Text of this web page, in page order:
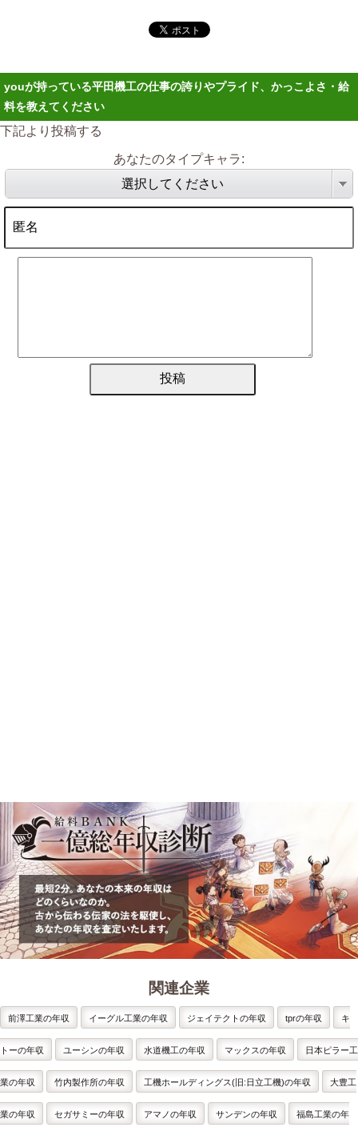
youが持っている平田機工の仕事の誇りやプライド、かっこよさ・給
料を教えてください
下記より投稿する
あなたのタイプキャラ:
選択してください
関連企業
前澤工業の年収 イーグル工業の年収 ジェイテクトの年収 tprの年収 キ
トーの年収 ユーシンの年収 水道機工の年収 マックスの年収 日本ピラー工
業の年収 竹内製作所の年収 工機ホールディングス(旧:日立工機)の年収 大豊工
業の年収 セガサミーの年収 アマノの年収 サンデンの年収 福島工業の年